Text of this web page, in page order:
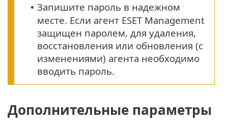
• Запишите пароль в надежном
месте. Если агент ESET Management
защищен паролем, для удаления,
восстановления или обновления (с
изменениями) агента необходимо
вводить пароль.
Дополнительные параметры